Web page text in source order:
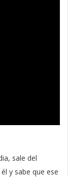
sale del
y sabe que ese